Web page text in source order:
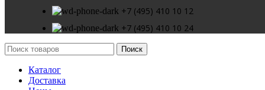
+7 (495) 410 10 12
+7 (495) 410 10 24
Поиск
Каталог
Доставка